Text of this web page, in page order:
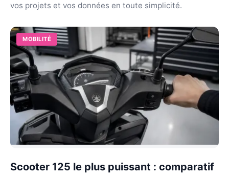
vos projets et vos données en toute simplicité.
MOBILITÉ
Scooter 125 le plus puissant : comparatif